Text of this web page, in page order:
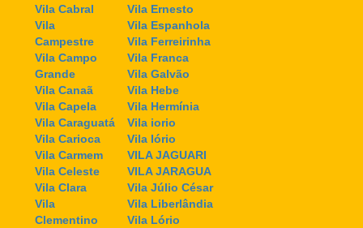
Vila Cabral
Vila
Campestre
Vila Campo
Grande
Vila Canaã
Vila Capela
Vila Caraguatá
Vila Carioca
Vila Carmem
Vila Celeste
Vila Clara
Vila
Clementino
Vila Ernesto
Vila Espanhola
Vila Ferreirinha
Vila Franca
Vila Galvão
Vila Hebe
Vila Hermínia
Vila iorio
Vila Iório
VILA JAGUARI
VILA JARAGUA
Vila Júlio César
Vila Liberlândia
Vila Lório